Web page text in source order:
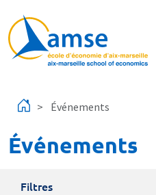
Événements
Événements
Filtres